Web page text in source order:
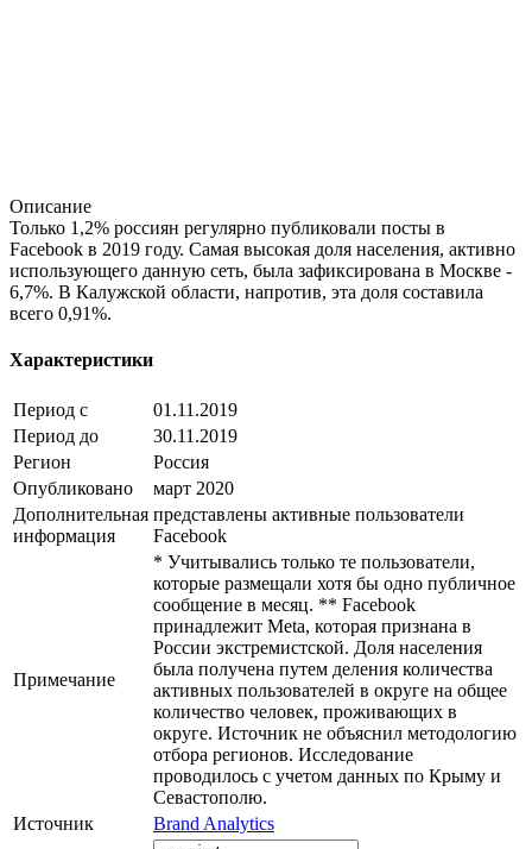
Описание
Только 1,2% россиян регулярно публиковали посты в
Facebook в 2019 году. Самая высокая доля населения, активно
использующего данную сеть, была зафиксирована в Москве -
6,7%. В Калужской области, напротив, эта доля составила
всего 0,91%.
Характеристики
Период с
01.11.2019
Период до
30.11.2019
Регион
Россия
Опубликовано
март 2020
Дополнительная
информация
представлены активные пользователи
Facebook
Примечание
* Учитывались только те пользователи,
которые размещали хотя бы одно публичное
сообщение в месяц. ** Facebook
принадлежит Meta, которая признана в
России экстремистской. Доля населения
была получена путем деления количества
активных пользователей в округе на общее
количество человек, проживающих в
округе. Источник не объяснил методологию
отбора регионов. Исследование
проводилось с учетом данных по Крыму и
Севастополю.
Источник
Brand Analytics